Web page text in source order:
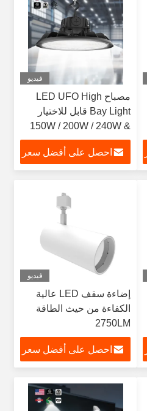
فيديو
مصباح LED UFO High
Bay Light قابل للاختيار
150W / 200W / 240W &
CCT 3000K / 4000K /
5000K الضوء العالي
150LM / W
احصل على أفضل سعر
فيديو
إضاءة سقف LED عالية
الكفاءة من حيث الطاقة
2750LM
احصل على أفضل سعر